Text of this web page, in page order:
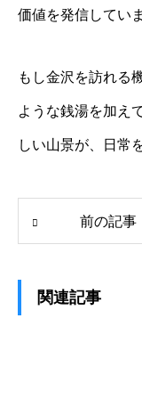
価値を発信してい
もし金沢を訪れる
ような銭湯を加え
しい山景が、日常
前の記事
関連記事